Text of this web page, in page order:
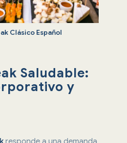
Clásico Español
Saludable:
y